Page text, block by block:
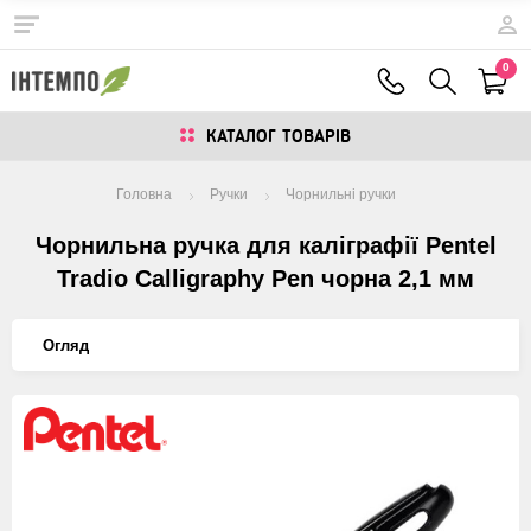
0
КАТАЛОГ ТОВАРIВ
Головна Ручки Чорнильні ручки
Чорнильна ручка для каліграфії Pentel
Tradio Calligraphy Pen чорна 2,1 мм
Огляд
Изображения
товаров